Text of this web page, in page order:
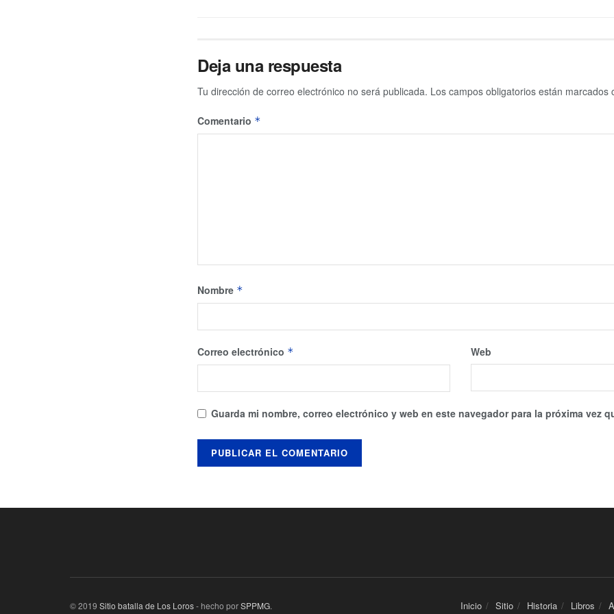
Deja una respuesta
Tu dirección de correo electrónico no será publicada. Los campos obligatorios están marcados
Comentario *
Nombre *
Correo electrónico * Web
Guarda mi nombre, correo electrónico y web en este navegador para la próxima vez
Inicio Sitio Historia Libros
© 2019 Sitio batalla de Los Loros- hecho porSPPMG.